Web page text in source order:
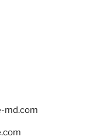
md.com